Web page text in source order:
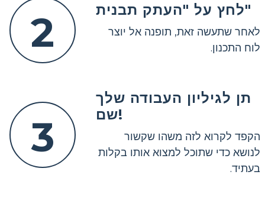
2 לחץ על "העתק תבנית"
לאחר שתעשה זאת, תופנה אל יוצר
לוח התכנון.
3
תן לגיליון העבודה שלך
שם!
הקפד לקרוא לזה משהו שקשור
לנושא כדי שתוכל למצוא אותו בקלות
בעתיד.